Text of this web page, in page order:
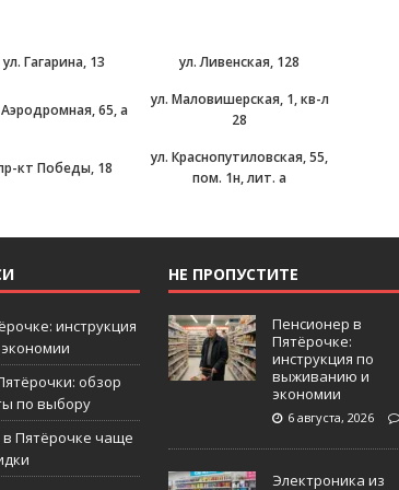
ул. Гагарина, 13 ул. Ливенская, 128
Аэродромная, 65, а
ул. Маловишерская, 1, кв-л
28
кт Победы, 18
ул. Краснопутиловская, 55,
пом. 1н, лит. а
инструкция
обзор
по выбору
Пятёрочке чаще
НЕ ПРОПУСТИТЕ
Пенсионер в
Пятёрочке:
инструкция по
выживанию и
экономии
6 августа, 2026
Электроника из